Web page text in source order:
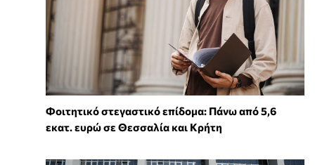
Φοιτητικό στεγαστικό επίδομα: Πάνω από 5,6
εκατ. ευρώ σε Θεσσαλία και Κρήτη